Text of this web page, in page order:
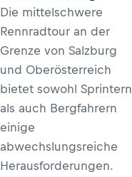
Die mittelschwere
Rennradtour an der
Grenze von Salzburg
und Oberösterreich
bietet sowohl Sprintern
als auch Bergfahrern
einige
abwechslungsreiche
Herausforderungen.